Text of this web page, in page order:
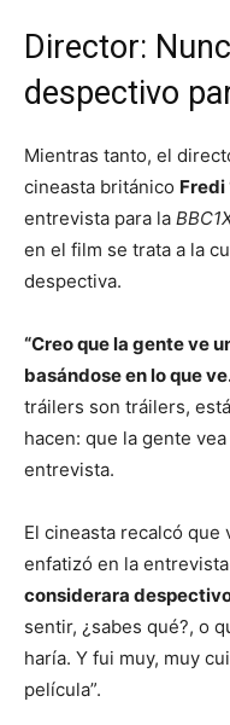
Director:
despectivo
Mientras tanto, el
cineasta británico Fredi
entrevista para la
en el film se trata a la
despectiva.
“Creo que la gente ve
basándose en lo que
tráilers son tráilers,
hacen: que la gente
entrevista.
El cineasta recalcó que
enfatizó en la
considerara
sentir, ¿sabes qué?, o
haría. Y fui muy, muy
película”.